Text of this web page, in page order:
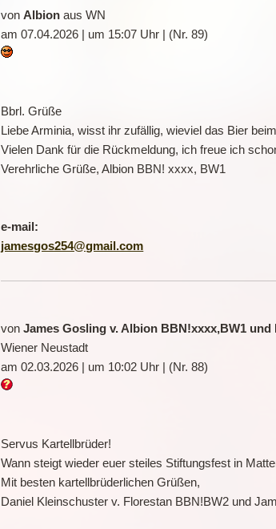
vonAlbion aus WN
am 07.04.2026 | um 15:07 Uhr | (Nr. 89)
Bbrl. Grüße
Liebe Arminia, wisst ihr zufällig, wieviel das Bier
Vielen Dank für die Rückmeldung, ich freue ich
Verehrliche Grüße, Albion BBN! xxxx, BW1
e-mail:
jamesgos254@gmail.com
vonJames Gosling v. Albion BBN!xxxx,BW1
Wiener Neustadt
am 02.03.2026 | um 10:02 Uhr | (Nr. 88)
Servus Kartellbrüder!
Wann steigt wieder euer steiles Stiftungsfest in
Mit besten kartellbrüderlichen Grüßen,
Daniel Kleinschuster v. Florestan BBN!BW2 und